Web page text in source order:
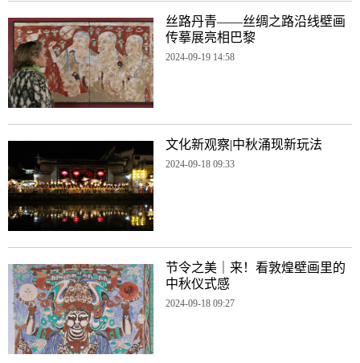
丝路丹青——丝绸之路沿线壁画
传摹展亮相巴黎
2024-09-19 14:58
文化新观察|中秋涌现新玩法
2024-09-18 09:33
节令之美｜来！看敦煌壁画里的
中秋仪式感
2024-09-18 09:27